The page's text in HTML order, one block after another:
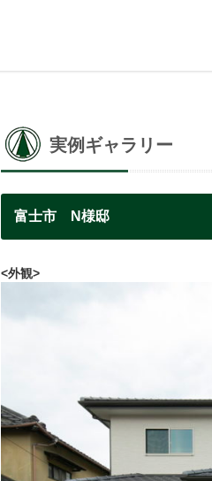
実例ギャラリー
富士市 N様邸
<外観>